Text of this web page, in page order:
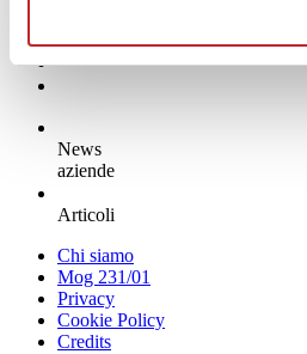
News
aziende
Articoli
Chi siamo
Mog 231/01
Privacy
Cookie Policy
Credits